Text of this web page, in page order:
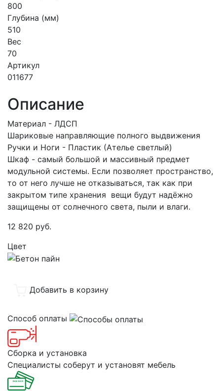
800
Глубина (мм)
510
Вес
70
Артикул
011677
Описание
Материал - ЛДСП
Шариковые направляющие полного выдвижения
Ручки и Ноги - Пластик (Ателье светлый)
Шкаф - самый большой и массивный предмет
модульной системы. Если позволяет пространство,
то от него лучше не отказываться, так как при
закрытом типе хранения вещи будут надёжно
защищены от солнечного света, пыли и влаги.
12 820 руб.
Цвет
Добавить в корзину
Способ оплаты
Сборка и установка
Специалисты соберут и установят мебель